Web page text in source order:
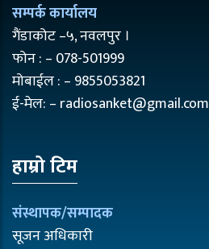
सम्पर्क कार्यालय
गैंडाकोट –५, नवलपुर ।
फोन : – 078-501999
मोबाईल : – 9855053821
ई-मेल: – radiosanket@gmail.com
हाम्रो टिम
संस्थापक/सम्पादक
सूजन अधिकारी